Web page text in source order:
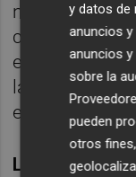
negativas
caiga por
enfrenta a
la liquidez,
elevados
Las
y datos de
anuncios
anuncios
sobre la
pueden
otros